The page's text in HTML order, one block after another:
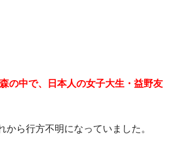
の中で、日本人の女子大生・益野友
ら行方不明になっていました。